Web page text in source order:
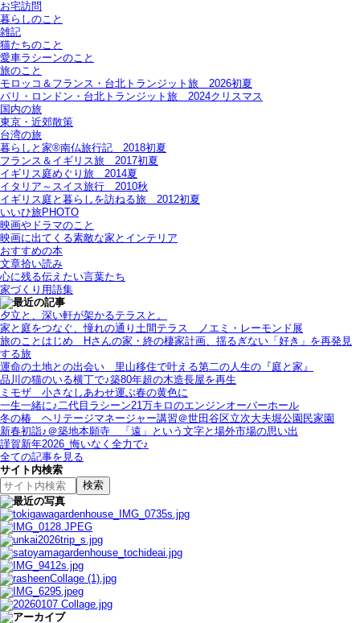
お宅訪問
暮らしのこと
雑記
猫たちのこと
愛車ラシーンのこと
旅のこと
モロッコ＆フランス・台北トランジット旅＿2026初夏
パリ・ロンドン・台北トランジット旅＿2024クリスマス
国内の旅
東京・近郊散策
台湾の旅
暮らしと家®南仏旅行記＿2018初夏
フランス＆イギリス旅＿2017初夏
イギリス庭めぐり旅＿2014夏
イタリア～スイス旅行 2010秋
イギリス庭と暮らしを訪ねる旅＿2012初夏
いいひ旅PHOTO
映画やドラマのこと
映画に出てくる素敵な家とインテリア
おすすめの本
文章拾い読み
心に残る伝えたい言葉たち
家づくり用語集
夕立と、深い軒が架かるテラスと。
家と庭をつなぐ、憧れの通り土間テラス＿ノエミ・レーモンド展
旅のことはじめ＿Hさんの家・終の棲家計画、揺るぎない「好き」を再発見
する旅
運命の土地との出会い＿里山移住で叶える第二の人生の『庭と家』
品川の猫のいる横丁で♪築80年超の木造長屋を再生
ミモザ＿小さなしあわせ運ぶ春の黄色に
一生一緒に♪二代目ラシーン21万キロのエンジンオーバーホール
冬の椿＿ヘリテージマネージャー講習＠世田谷区立次大夫堀公園民家園
新春初詣♪＠築地本願寺＿「遠」という文字と場外市場の思い出
謹賀新年2026_悔いなく全力で♪
全ての記事を見る
サイト内検索